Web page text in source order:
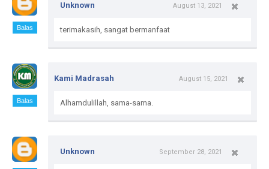
Balas
Unknown August 13, 2021
terimakasih, sangat bermanfaat
Balas
Kami Madrasah August 15, 2021
Alhamdulillah, sama-sama.
Unknown September 28, 2021